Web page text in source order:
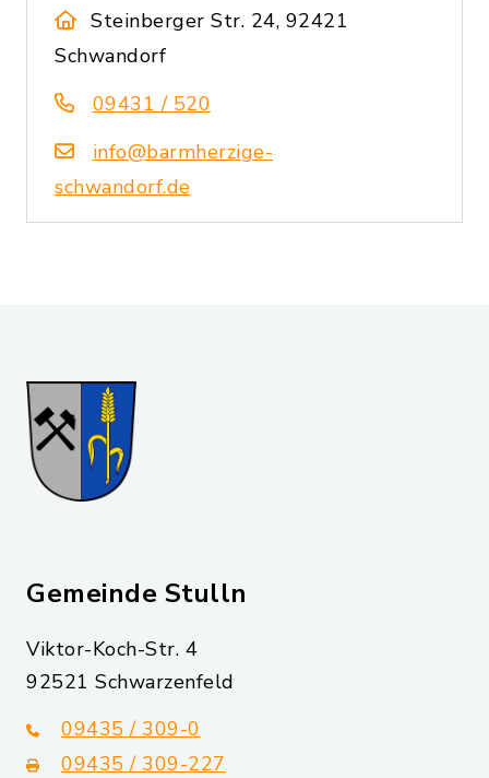
Steinberger Str. 24, 92421
Schwandorf
09431 / 520
info@barmherzige-
schwandorf.de
Gemeinde Stulln
Viktor-Koch-Str. 4
92521 Schwarzenfeld
09435 / 309-0
09435 / 309-227